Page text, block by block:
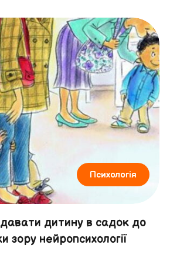
Психологія
дитину в садок до
зору нейропсихології